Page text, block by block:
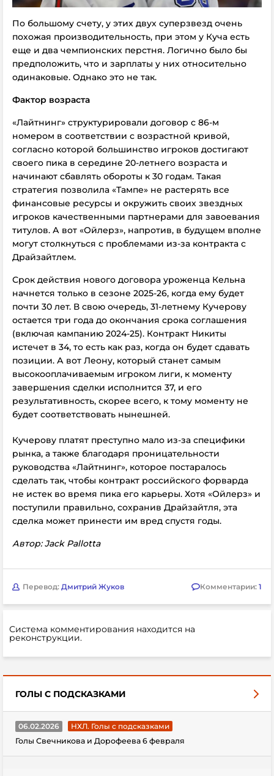
По большому счету, у этих двух суперзвезд очень
похожая производительность, при этом у Куча есть
еще и два чемпионских перстня. Логично было бы
предположить, что и зарплаты у них относительно
одинаковые. Однако это не так.
Фактор возраста
«Лайтнинг» структурировали договор с 86-м
номером в соответствии с возрастной кривой,
согласно которой большинство игроков достигают
своего пика в середине 20-летнего возраста и
начинают сбавлять обороты к 30 годам. Такая
стратегия позволила «Тампе» не растерять все
финансовые ресурсы и окружить своих звездных
игроков качественными партнерами для завоевания
титулов. А вот «Ойлерз», напротив, в будущем вполне
могут столкнуться с проблемами из-за контракта с
Драйзайтлем.
Срок действия нового договора уроженца Кельна
начнется только в сезоне 2025-26, когда ему будет
почти 30 лет. В свою очередь, 31-летнему Кучерову
остается три года до окончания срока соглашения
(включая кампанию 2024-25). Контракт Никиты
истечет в 34, то есть как раз, когда он будет сдавать
позиции. А вот Леону, который станет самым
высокооплачиваемым игроком лиги, к моменту
завершения сделки исполнится 37, и его
результативность, скорее всего, к тому моменту не
будет соответствовать нынешней.
Кучерову платят преступно мало из-за специфики
рынка, а также благодаря проницательности
руководства «Лайтнинг», которое постаралось
сделать так, чтобы контракт российского форварда
не истек во время пика его карьеры. Хотя «Ойлерз» и
поступили правильно, сохранив Драйзайтля, эта
сделка может принести им вред спустя годы.
Автор: Jack Pallotta
Перевод: Дмитрий Жуков Комментарии: 1
Система комментирования находится на
реконструкции.
ГОЛЫ С ПОДСКАЗКАМИ
06.02.2026
НХЛ. Голы с подсказками
Голы Свечникова и Дорофеева 6 февраля